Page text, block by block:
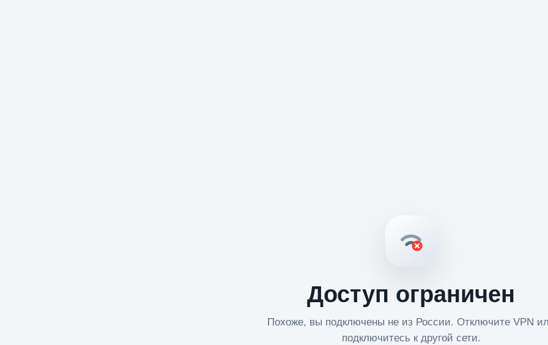
Доступ ограничен
Похоже, вы подключены не из России. Отключите VPN
подключитесь к другой сети.